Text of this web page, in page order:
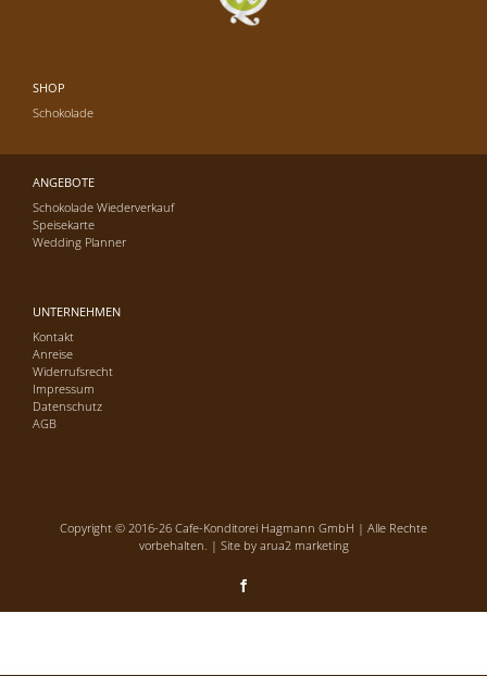
SHOP
Schokolade
ANGEBOTE
Schokolade Wiederverkauf
Speisekarte
Wedding Planner
UNTERNEHMEN
Kontakt
Anreise
Widerrufsrecht
Impressum
Datenschutz
AGB
Copyright © 2016-26 Cafe-Konditorei Hagmann GmbH | Alle Rechte
vorbehalten. | Site by arua2 marketing